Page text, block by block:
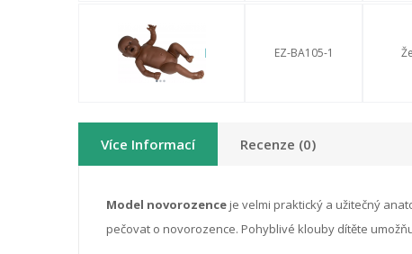
EZ-BA105-1
Více Informací Recenze (0)
Model novorozence je velmi praktický a užitečný
pečovat o novorozence. Pohyblivé klouby dítěte